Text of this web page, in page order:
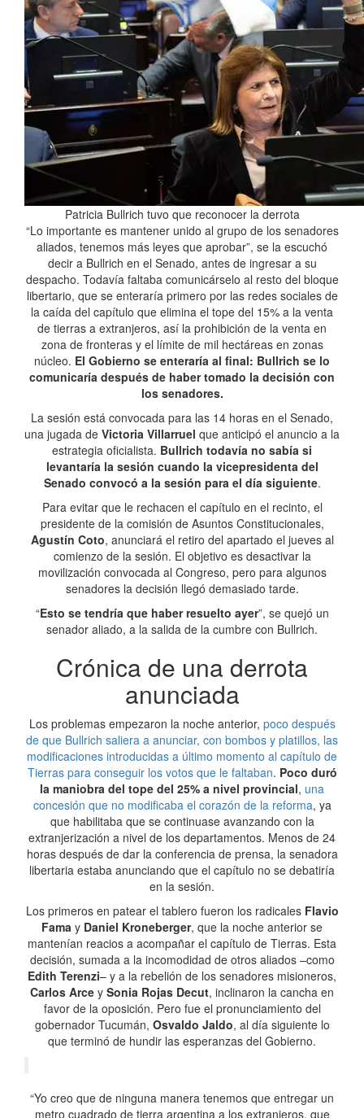
Patricia Bullrich tuvo que reconocer la derrota
“Lo importante es mantener unido al grupo de los senadores
aliados, tenemos más leyes que aprobar”, se la escuchó
decir a Bullrich en el Senado, antes de ingresar a su
despacho. Todavía faltaba comunicárselo al resto del bloque
libertario, que se enteraría primero por las redes sociales de
la caída del capítulo que elimina el tope del 15% a la venta
de tierras a extranjeros, así la prohibición de la venta en
zona de fronteras y el límite de mil hectáreas en zonas
núcleo. El Gobierno se enteraría al final: Bullrich se lo
comunicaría después de haber tomado la decisión con
los senadores.
La sesión está convocada para las 14 horas en el Senado,
una jugada de Victoria Villarruel que anticipó el anuncio a la
estrategia oficialista. Bullrich todavía no sabía si
levantaría la sesión cuando la vicepresidenta del
Senado convocó a la sesión para el día siguiente.
Para evitar que le rechacen el capítulo en el recinto, el
presidente de la comisión de Asuntos Constitucionales,
Agustín Coto, anunciará el retiro del apartado el jueves al
comienzo de la sesión. El objetivo es desactivar la
movilización convocada al Congreso, pero para algunos
senadores la decisión llegó demasiado tarde.
“Esto se tendría que haber resuelto ayer”, se quejó un
senador aliado, a la salida de la cumbre con Bullrich.
Crónica de una derrota
anunciada
Los problemas empezaron la noche anterior, poco después
de que Bullrich saliera a anunciar, con bombos y platillos, las
modificaciones introducidas a último momento al capítulo de
Tierras para conseguir los votos que le faltaban. Poco duró
la maniobra del tope del 25% a nivel provincial, una
concesión que no modificaba el corazón de la reforma, ya
que habilitaba que se continuase avanzando con la
extranjerización a nivel de los departamentos. Menos de 24
horas después de dar la conferencia de prensa, la senadora
libertaria estaba anunciando que el capítulo no se debatiría
en la sesión.
Los primeros en patear el tablero fueron los radicales Flavio
Fama y Daniel Kroneberger, que la noche anterior se
mantenían reacios a acompañar el capítulo de Tierras. Esta
decisión, sumada a la incomodidad de otros aliados –como
Edith Terenzi– y a la rebelión de los senadores misioneros,
Carlos Arce y Sonia Rojas Decut, inclinaron la cancha en
favor de la oposición. Pero fue el pronunciamiento del
gobernador Tucumán, Osvaldo Jaldo, al día siguiente lo
que terminó de hundir las esperanzas del Gobierno.
“Yo creo que de ninguna manera tenemos que entregar un
metro cuadrado de tierra argentina a los extranjeros, que